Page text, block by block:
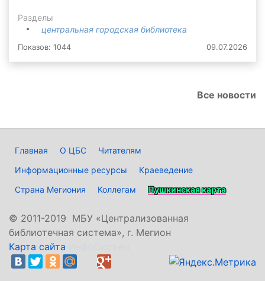
Разделы
центральная городская библиотека
Показов: 1044 09.07.2026
Все новости
Главная О ЦБС
Читателям
Информационные ресурсы
Краеведение
Страна Мегиония
Коллегам Пушкинская карта
© 2011-2019 МБУ «Централизованная
библиотечная система», г. Мегион
Карта сайта